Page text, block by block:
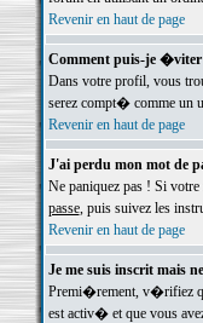
Revenir en haut de page
Comment puis-je �viter
Dans votre profil, vous
serez compt� comme un
Revenir en haut de page
J'ai perdu mon mot de
Ne paniquez pas ! Si
passe, puis suivez les
Revenir en haut de page
Je me suis inscrit mais
Premi�rement, v�rifiez
est activ� et que vous